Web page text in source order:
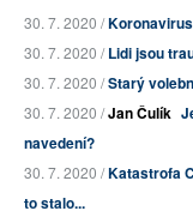
30. 7. 2020 /
30. 7. 2020 /Lidi jsou
30. 7. 2020 /Starý
30. 7. 2020 /Jan Čulík
navedení?
30. 7. 2020 /Katastrofa
to stalo...